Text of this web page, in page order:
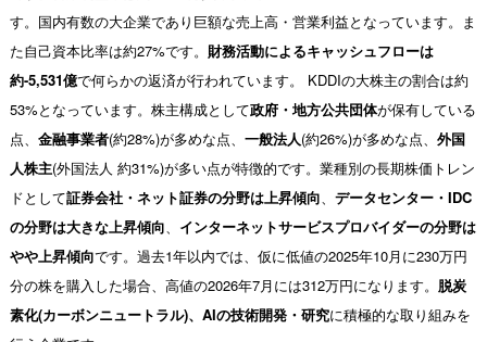
す。国内有数の大企業であり巨額な売上高・営業利益となっています。ま
た自己資本比率は約27%です。 財務活動によるキャッシュフローは
約-5,531億で何らかの返済が行われています。 KDDIの大株主の割合は約
53%となっています。株主構成として政府・地方公共団体が保有している
点、 金融事業者(約28%)が多めな点、 一般法人(約26%)が多めな点、 外国
人株主(外国法人 約31%)が多い点が特徴的です。業種別の長期株価トレン
ドとして証券会社・ネット証券の分野は上昇傾向、 データセンター・IDC
の分野は大きな上昇傾向、 インターネットサービスプロバイダーの分野は
やや上昇傾向です。過去1年以内では、仮に低値の2025年10月に230万円
分の株を購入した場合、高値の2026年7月には312万円になります。 脱炭
素化(カーボンニュートラル)、AIの技術開発・研究に積極的な取り組みを